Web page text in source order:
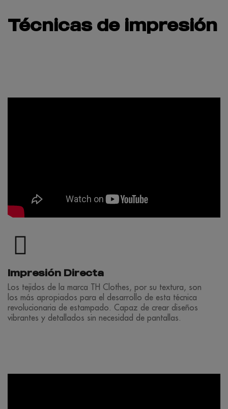
Técnicas de impresión
Impresión Directa
Los tejidos de la marca TH Clothes, por su textura, son
los más apropiados para el desarrollo de esta técnica
revolucionaria de estampado. Capaz de crear diseños
vibrantes y detallados sin necesidad de pantallas.